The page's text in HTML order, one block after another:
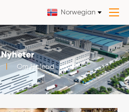
Norwegian
Nyheter
Om Halead